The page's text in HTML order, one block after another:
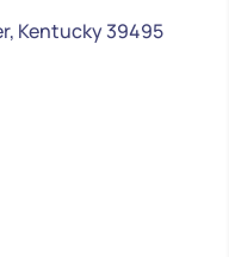
Kentucky 39495